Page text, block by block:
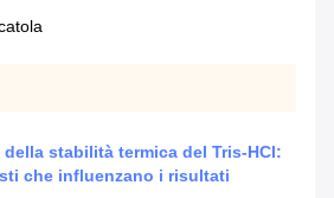
stabilità termica del Tris-HCl:
che influenzano i risultati